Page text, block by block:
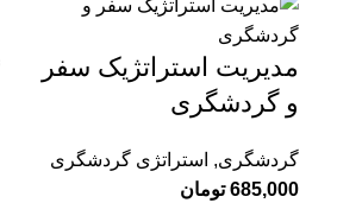
مدیریت استراتژیک سفر
و گردشگری
گردشگری, استراتژی گردشگری
685,000 تومان